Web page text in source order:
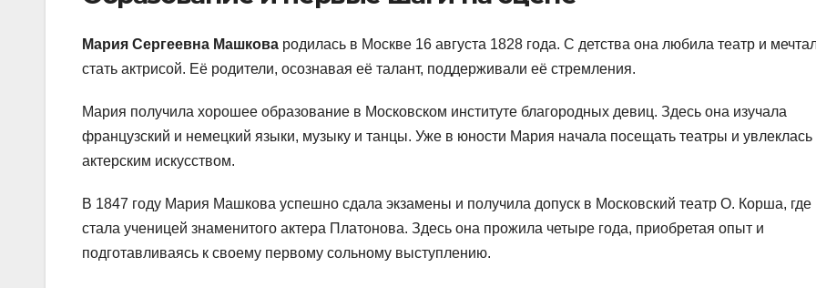
Мария Сергеевна Машкова родилась в Москве 16 августа 1828 года. С детства она любила театр и
стать актрисой. Её родители, осознавая её талант, поддерживали её стремления.
Мария получила хорошее образование в Московском институте благородных девиц. Здесь она изучала
французский и немецкий языки, музыку и танцы. Уже в юности Мария начала посещать театры и увлеклась
актерским искусством.
В 1847 году Мария Машкова успешно сдала экзамены и получила допуск в Московский театр О. Корша, где
стала ученицей знаменитого актера Платонова. Здесь она прожила четыре года, приобретая опыт и
подготавливаясь к своему первому сольному выступлению.